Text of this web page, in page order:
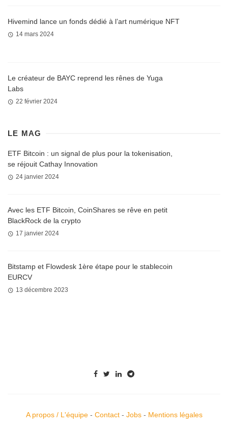
Hivemind lance un fonds dédié à l’art numérique NFT
14 mars 2024
Le créateur de BAYC reprend les rênes de Yuga
Labs
22 février 2024
LE MAG
ETF Bitcoin : un signal de plus pour la tokenisation,
se réjouit Cathay Innovation
24 janvier 2024
Avec les ETF Bitcoin, CoinShares se rêve en petit
BlackRock de la crypto
17 janvier 2024
Bitstamp et Flowdesk 1ère étape pour le stablecoin
EURCV
13 décembre 2023
A propos / L'équipe- Contact- Jobs- Mentions légales